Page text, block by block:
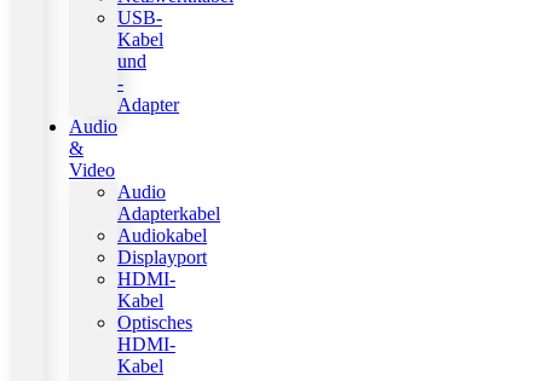
USB-
Kabel
und
-
Adapter
Audio
&
Video
Audio
Adapterkabel
Audiokabel
Displayport
HDMI-
Kabel
Optisches
HDMI-
Kabel